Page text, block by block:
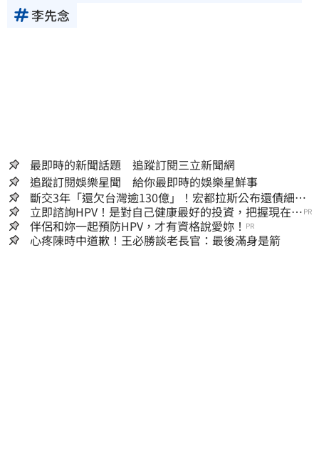
李先念
最即時的新聞話題 追蹤訂閱三立新聞網
追蹤訂閱娛樂星聞 給你最即時的娛樂星鮮事
斷交3年「還欠台灣逾130億」！宏都拉斯公布還債細
節 竟只還了6％
立即諮詢HPV！是對自己健康最好的投資，把握現在不
嫌晚！
PR
伴侶和妳一起預防HPV，才有資格說愛妳！ PR
心疼陳時中道歉！王必勝談老長官：最後滿身是箭